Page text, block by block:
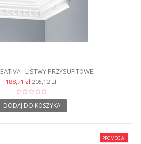
- LISTWY PRZYSUFITOWE
188,71 zł205,12 zł
DODAJ DO KOSZYKA
PROMOCJA!